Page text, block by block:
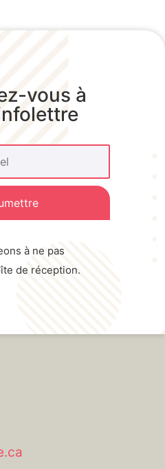
vous à
à ne pas
de réception.